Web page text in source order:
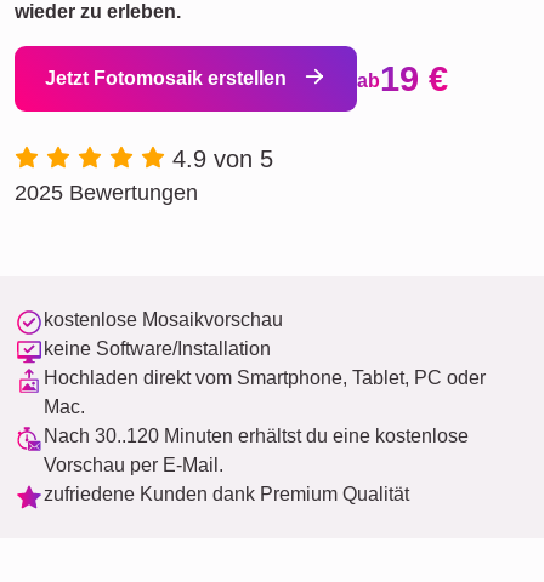
wieder zu erleben.
Jetzt Fotomosaik erstellen ab19 €
4.9 von 5
2025 Bewertungen
kostenlose Mosaikvorschau
keine Software/Installation
Hochladen direkt vom Smartphone, Tablet, PC oder
Mac.
Nach 30..120 Minuten erhältst du eine kostenlose
Vorschau per E-Mail.
zufriedene Kunden dank Premium Qualität